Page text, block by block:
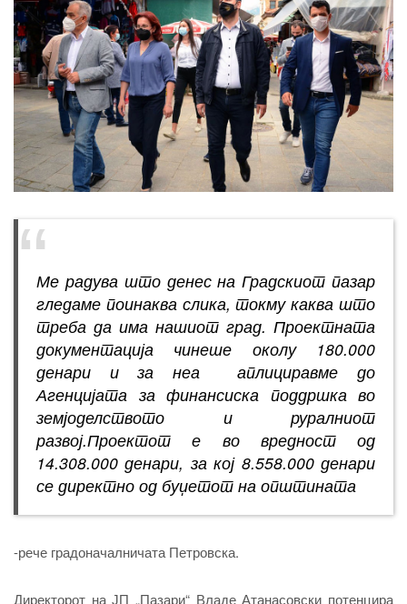
Ме радува што денес на Градскиот пазар
гледаме поинаква слика, токму каква што
треба да има нашиот град. Проектната
документација чинеше околу 180.000
денари и за неа аплициравме до
Агенцијата за финансиска поддршка во
земјоделството и руралниот
развој.Проектот е во вредност од
14.308.000 денари, за кој 8.558.000 денари
се директно од буџетот на општината
-рече градоначалничата Петровска.
Директорот на ЈП „Пазари“ Владе Атанасовски потенцира